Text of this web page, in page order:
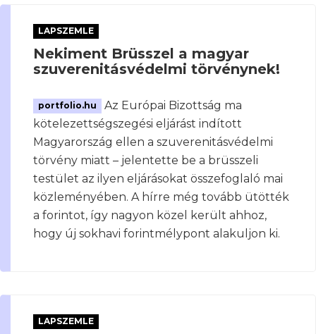
LAPSZEMLE
Nekiment Brüsszel a magyar
szuverenitásvédelmi törvénynek!
portfolio.hu
Az Európai Bizottság ma
kötelezettségszegési eljárást indított
Magyarország ellen a szuverenitásvédelmi
törvény miatt – jelentette be a brüsszeli
testület az ilyen eljárásokat összefoglaló mai
közleményében. A hírre még tovább ütötték
a forintot, így nagyon közel került ahhoz,
hogy új sokhavi forintmélypont alakuljon ki.
LAPSZEMLE